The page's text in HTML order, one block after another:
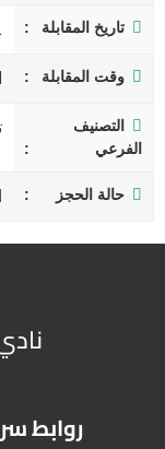
تاريخ المقابلة
وقت المقابلة
التصنيف
الفرعي
حالة الحجز
روابط